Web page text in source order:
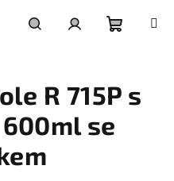
košík
R 715P s
se